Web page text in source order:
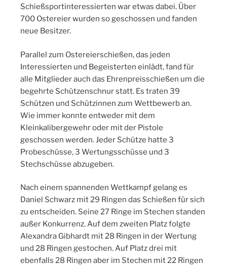
Schießsportinteressierten war etwas dabei. Über
700 Ostereier wurden so geschossen und fanden
neue Besitzer.
Parallel zum Ostereierschießen, das jeden
Interessierten und Begeisterten einlädt, fand für
alle Mitglieder auch das Ehrenpreisschießen um die
begehrte Schützenschnur statt. Es traten 39
Schützen und Schützinnen zum Wettbewerb an.
Wie immer konnte entweder mit dem
Kleinkalibergewehr oder mit der Pistole
geschossen werden. Jeder Schütze hatte 3
Probeschüsse, 3 Wertungsschüsse und 3
Stechschüsse abzugeben.
Nach einem spannenden Wettkampf gelang es
Daniel Schwarz mit 29 Ringen das Schießen für sich
zu entscheiden. Seine 27 Ringe im Stechen standen
außer Konkurrenz. Auf dem zweiten Platz folgte
Alexandra Gibhardt mit 28 Ringen in der Wertung
und 28 Ringen gestochen. Auf Platz drei mit
ebenfalls 28 Ringen aber im Stechen mit 22 Ringen